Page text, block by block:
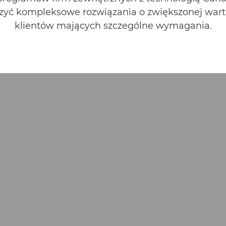
kompleksowe rozwiązania o zwiększonej
klientów mających szczególne wymagania.